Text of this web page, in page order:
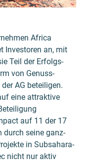
Africa
Investoren an, mit
Teil der Erfolgs­
von Genuss­
AG beteiligen.
eine attraktive
auf 11 der 17
durch seine ganz­
in Subsahara-
nicht nur aktiv